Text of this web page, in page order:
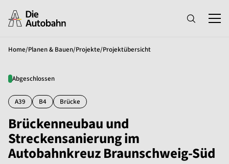
Home/Planen & Bauen/Projekte/Projektübersicht
Abgeschlossen
A39 B4 Brücke
Brückenneubau und
Streckensanierung im
Autobahnkreuz Braunschweig-Süd